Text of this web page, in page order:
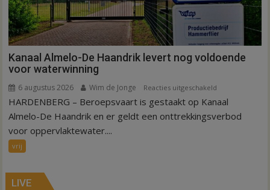
Kanaal Almelo-De Haandrik levert nog voldoende
voor waterwinning
6 augustus 2026 Wim de Jonge Reacties uitgeschakeld
Kanaal
Almelo-
HARDENBERG – Beroepsvaart is gestaakt op Kanaal
Almelo-De Haandrik en er geldt een onttrekkingsverbod
voor oppervlaktewater....
vrij
LIVE